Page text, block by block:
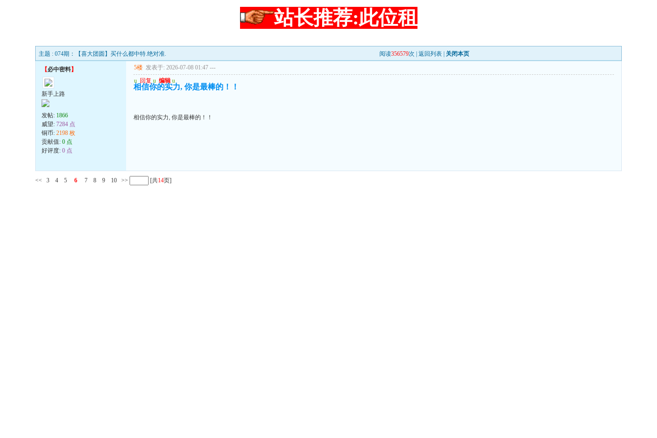
站长推荐:此位租
主题 : 074期：【喜大团圆】买什么都中特.绝对准. 阅读356579次 | 返回列表 关闭本页
【必中密料】
新手上路
发帖: 1866
威望: 7284 点
铜币: 2198 枚
贡献值: 0 点
好评度: 0 点
5楼 发表于: 2026-07-08 01:47 ---
u 回复 u 编辑 u
相信你的实力, 你是最棒的！！
相信你的实力, 你是最棒的！！
<< 3 4 5 6 7 8 9 10 >> [共14页]